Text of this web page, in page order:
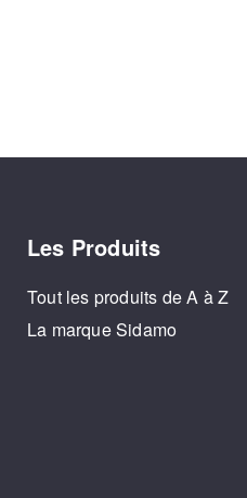
Les Produits
Tout les produits de A à Z
La marque Sidamo